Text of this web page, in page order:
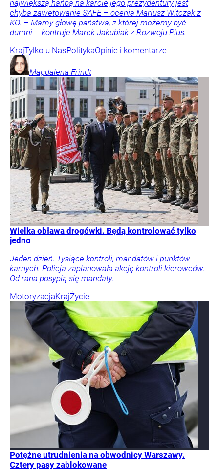
największą hańbą na karcie jego prezydentury jest
chyba zawetowanie SAFE – ocenia Mariusz Witczak z
KO. – Mamy głowę państwa, z której możemy być
dumni – kontruje Marek Jakubiak z Rozwoju Plus.
KrajTylko u NasPolitykaOpinie i komentarze
Magdalena Frindt
Wielka obława drogówki. Będą kontrolować tylko
jedno
Jeden dzień. Tysiące kontroli, mandatów i punktów
karnych. Policja zaplanowała akcję kontroli kierowców.
Od rana posypią się mandaty.
MotoryzacjaKrajŻycie
Potężne utrudnienia na obwodnicy Warszawy.
Cztery pasy zablokowane